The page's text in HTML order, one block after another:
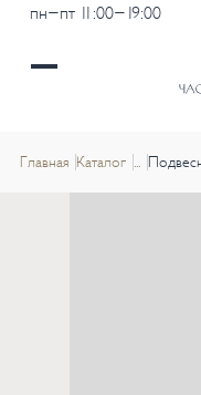
пн-пт 11:00-19:00
Главная Каталог ...